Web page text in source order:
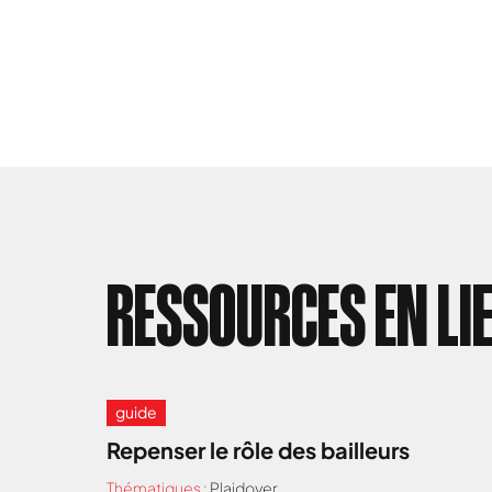
RESSOURCES EN
guide
Repenser le rôle des bailleurs
Thématiques : Plaidoyer